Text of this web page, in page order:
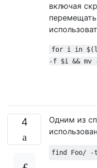
включая
for i in
-f $i && mv
4
Одним из
find Foo/ -